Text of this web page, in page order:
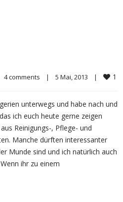
4 comments | 5 Mai, 2013 | 1
unterwegs und habe nach und
ich euch heute gerne zeigen
Reinigungs-, Pflege- und
Manche dürften interessanter
Munde sind und ich natürlich auch
ihr zu einem